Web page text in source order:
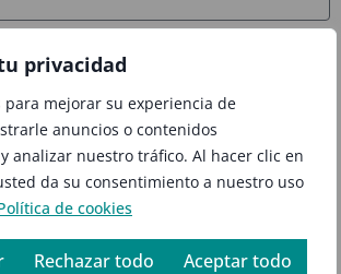
privacidad
para mejorar su experiencia de
anuncios o contenidos
analizar nuestro tráfico. Al hacer clic en
da su consentimiento a nuestro uso
de cookies
Rechazar todo Aceptar todo
lapolítica de privacidad.
Enviar